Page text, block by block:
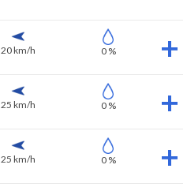
20 km/h 0 %
25 km/h 0 %
25 km/h 0 %